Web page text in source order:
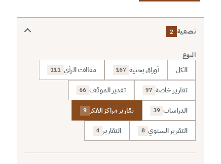
تصفية 2
النوع
الكل أوراق بحثية 167 مقالات الرأي 111
تقارير خاصة 97 تقدير الموقف 66
الدراسات 39 تقارير مراكز الفكر 9
التقرير السنوي 8 التقارير 4